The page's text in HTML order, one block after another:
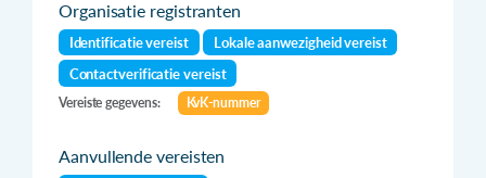
Organisatie registranten
Identificatie vereist
Lokale aanwezigheid vereist
Contactverificatie vereist
Vereiste gegevens: KvK-nummer
Aanvullende vereisten